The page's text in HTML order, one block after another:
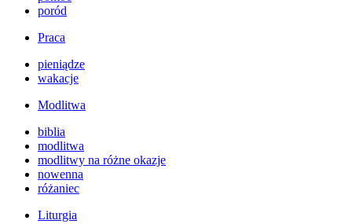
poród
Praca
pieniądze
wakacje
Modlitwa
biblia
modlitwa
modlitwy na różne okazje
nowenna
różaniec
Liturgia